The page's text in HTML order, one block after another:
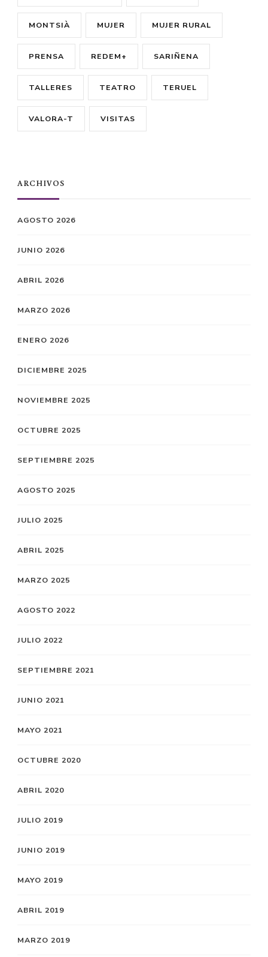
MONTSIÀ MUJER MUJER RURAL
PRENSA REDEM+ SARIÑENA
TALLERES TEATRO TERUEL
VALORA-T VISITAS
ARCHIVOS
AGOSTO 2026
JUNIO 2026
ABRIL 2026
MARZO 2026
ENERO 2026
DICIEMBRE 2025
NOVIEMBRE 2025
OCTUBRE 2025
SEPTIEMBRE 2025
AGOSTO 2025
JULIO 2025
ABRIL 2025
MARZO 2025
AGOSTO 2022
JULIO 2022
SEPTIEMBRE 2021
JUNIO 2021
MAYO 2021
OCTUBRE 2020
ABRIL 2020
JULIO 2019
JUNIO 2019
MAYO 2019
ABRIL 2019
MARZO 2019